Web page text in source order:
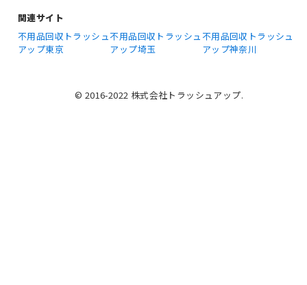
関連サイト
不用品回収トラッシュ
アップ東京
不用品回収トラッシュ
アップ埼玉
不用品回収トラッシュ
アップ神奈川
© 2016-2022 株式会社トラッシュアップ.